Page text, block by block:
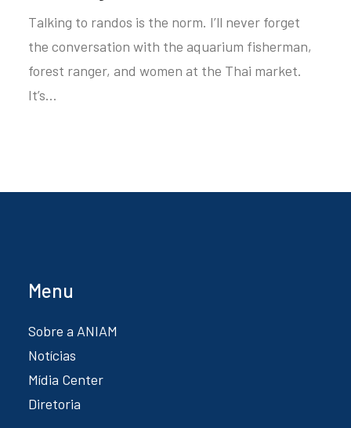
Talking to randos is the norm. I’ll never forget
the conversation with the aquarium fisherman,
forest ranger, and women at the Thai market.
It’s…
Menu
Sobre a ANIAM
Notícias
Mídia Center
Diretoria